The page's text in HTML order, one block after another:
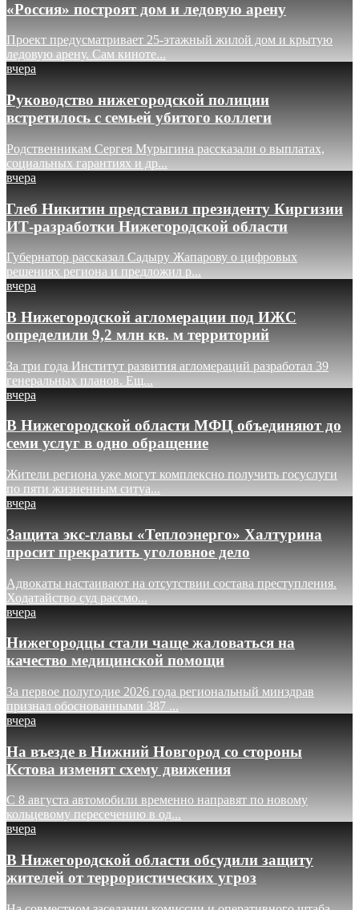
«Россия» построят дом и ледовую арену
Проект предусматривает 25-этажный жилой дом и крытую
ледовую арену. Сам киноте...
вчера
Руководство нижегородской полиции
встретилось с семьей убитого коллеги
Родственникам Сергея Мурыгина рассказали о выплатах,
социальных гарантиях и др...
вчера
Глеб Никитин представил президенту Киргизии
ИТ-разработки Нижегородской области
Губернатор рассказал Садыру Жапарову о цифровых
решениях региона и предложил р...
вчера
В Нижегородской агломерации под ИЖС
определили 9,2 млн кв. м территорий
За три года Институт развития агломераций разработал 39
генеральных планов. Ещ...
вчера
В Нижегородской области МФЦ объединяют до
семи услуг в одно обращение
Жители региона уже могут комплексно получить госуслуги
по пяти жизненным ситуа...
вчера
Защита экс-главы «Теплоэнерго» Халтурина
просит прекратить уголовное дело
Адвокаты настаивают на отсутствии состава преступления.
Ходатайство суд рассмо...
вчера
Нижегородцы стали чаще жаловаться на
качество медицинской помощи
За первое полугодие 2026 года региональный минздрав
признал обоснованными 387 ...
вчера
На въезде в Нижний Новгород со стороны
Кстова изменят схему движения
С 8 августа автомобили временно направят по новому
кольцевому пересечению в од...
вчера
В Нижегородской области обсудили защиту
жителей от террористических угроз